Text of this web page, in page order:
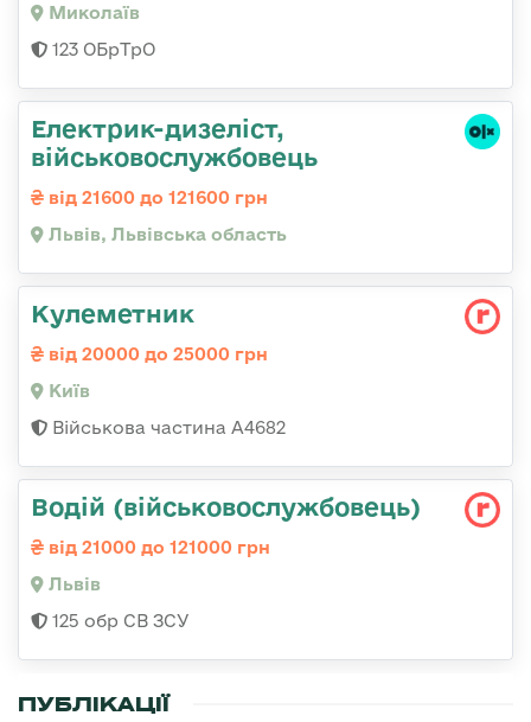
Миколаїв
123 ОБрТрО
Електрик-дизеліст,
військовослужбовець
від 21600 до 121600 грн
Львів, Львівська область
Кулеметник
від 20000 до 25000 грн
Київ
Військова частина А4682
Водій (військовослужбовець)
від 21000 до 121000 грн
Львів
125 обр СВ ЗСУ
ПУБЛІКАЦІЇ